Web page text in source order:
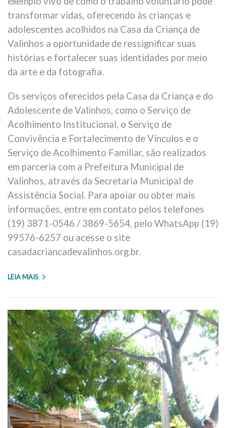
transformar vidas, oferecendo às crianças e
adolescentes acolhidos na Casa da Criança de
Valinhos a oportunidade de ressignificar suas
histórias e fortalecer suas identidades por meio
da arte e da fotografia.
Os serviços oferecidos pela Casa da Criança e do
Adolescente de Valinhos, como o Serviço de
Acolhimento Institucional, o Serviço de
Convivência e Fortalecimento de Vínculos e o
Serviço de Acolhimento Familiar, são realizados
em parceria com a Prefeitura Municipal de
Valinhos, através da Secretaria Municipal de
Assistência Social. Para apoiar ou obter mais
informações, entre em contato pelos telefones
(19) 3871-0546 / 3869-5654, pelo WhatsApp (19)
99576-6257 ou acesse o site
casadacriancadevalinhos.org.br.
LEIA MAIS